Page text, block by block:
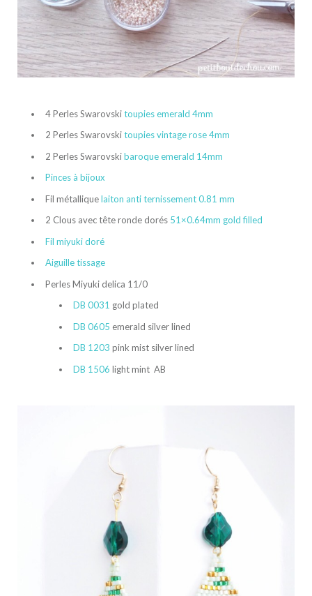
4 Perles Swarovskitoupies emerald 4mm
2 Perles Swarovskitoupies vintage rose 4mm
2 Perles Swarovskibaroque emerald 14mm
Pinces à bijoux
Fil métalliquelaiton anti ternissement 0.81 mm
2 Clous avec tête ronde dorés 51×0.64mm gold filled
Fil miyuki doré
Aiguille tissage
Perles Miyuki delica 11/0
DB 0031 gold plated
DB 0605 emerald silver lined
DB 1203 pink mist silver lined
DB 1506 light mint AB